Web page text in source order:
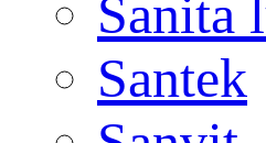
Sanita
Santek